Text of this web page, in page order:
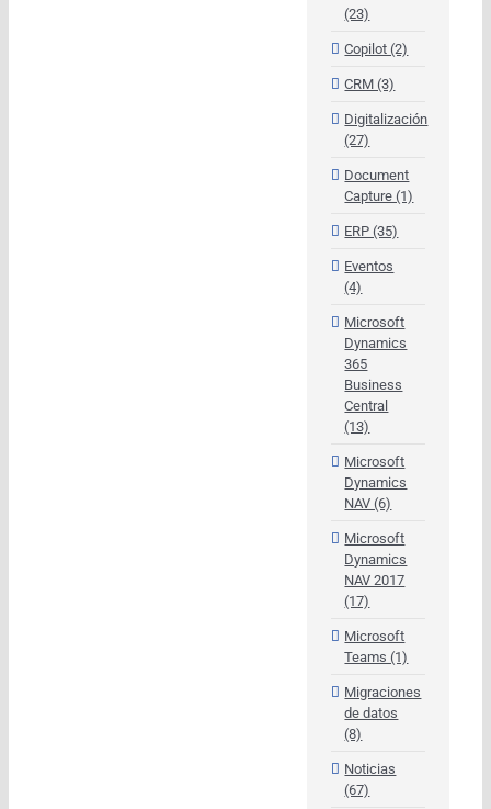
(23)
Copilot (2)
CRM (3)
Digitalización
(27)
Document
Capture (1)
ERP (35)
Eventos
(4)
Microsoft
Dynamics
365
Business
Central
(13)
Microsoft
Dynamics
NAV (6)
Microsoft
Dynamics
NAV 2017
(17)
Microsoft
Teams (1)
Migraciones
de datos
(8)
Noticias
(67)